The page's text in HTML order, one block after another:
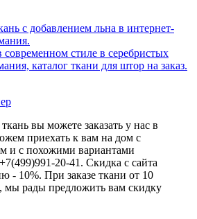
с добавлением льна в интернет-
стиле в серебристых
каталог ткани для штор на заказ.
вы можете заказать у нас в
приехать к вам на дом с
и с похожими вариантами
20-41. Скидка с сайта
- 10%. При заказе ткани от 10
мы рады предложить вам скидку